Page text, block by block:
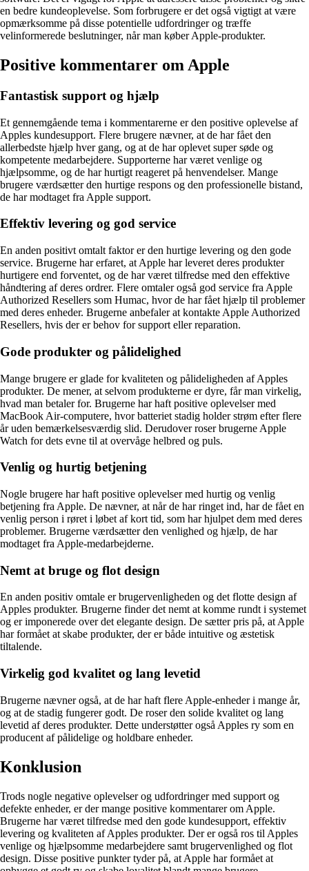
en bedre kundeoplevelse. Som forbrugere er det også vigtigt at være
opmærksomme på disse potentielle udfordringer og træffe
velinformerede beslutninger, når man køber Apple-produkter.
Positive kommentarer om Apple
Fantastisk support og hjælp
Et gennemgående tema i kommentarerne er den positive oplevelse af
Apples kundesupport. Flere brugere nævner, at de har fået den
allerbedste hjælp hver gang, og at de har oplevet super søde og
kompetente medarbejdere. Supporterne har været venlige og
hjælpsomme, og de har hurtigt reageret på henvendelser. Mange
brugere værdsætter den hurtige respons og den professionelle bistand,
de har modtaget fra Apple support.
Effektiv levering og god service
En anden positivt omtalt faktor er den hurtige levering og den gode
service. Brugerne har erfaret, at Apple har leveret deres produkter
hurtigere end forventet, og de har været tilfredse med den effektive
håndtering af deres ordrer. Flere omtaler også god service fra Apple
Authorized Resellers som Humac, hvor de har fået hjælp til problemer
med deres enheder. Brugerne anbefaler at kontakte Apple Authorized
Resellers, hvis der er behov for support eller reparation.
Gode produkter og pålidelighed
Mange brugere er glade for kvaliteten og pålideligheden af ​​Apples
produkter. De mener, at selvom produkterne er dyre, får man virkelig,
hvad man betaler for. Brugerne har haft positive oplevelser med
MacBook Air-computere, hvor batteriet stadig holder strøm efter flere
år uden bemærkelsesværdig slid. Derudover roser brugerne Apple
Watch for dets evne til at overvåge helbred og puls.
Venlig og hurtig betjening
Nogle brugere har haft positive oplevelser med hurtig og venlig
betjening fra Apple. De nævner, at når de har ringet ind, har de fået en
venlig person i røret i løbet af kort tid, som har hjulpet dem med deres
problemer. Brugerne værdsætter den venlighed og hjælp, de har
modtaget fra Apple-medarbejderne.
Nemt at bruge og flot design
En anden positiv omtale er brugervenligheden og det flotte design af
Apples produkter. Brugerne finder det nemt at komme rundt i systemet
og er imponerede over det elegante design. De sætter pris på, at Apple
har formået at skabe produkter, der er både intuitive og æstetisk
tiltalende.
Virkelig god kvalitet og lang levetid
Brugerne nævner også, at de har haft flere Apple-enheder i mange år,
og at de stadig fungerer godt. De roser den solide kvalitet og lang
levetid af deres produkter. Dette understøtter også Apples ry som en
producent af pålidelige og holdbare enheder.
Konklusion
Trods nogle negative oplevelser og udfordringer med support og
defekte enheder, er der mange positive kommentarer om Apple.
Brugerne har været tilfredse med den gode kundesupport, effektiv
levering og kvaliteten af Apples produkter. Der er også ros til Apples
venlige og hjælpsomme medarbejdere samt brugervenlighed og flot
design. Disse positive punkter tyder på, at Apple har formået at